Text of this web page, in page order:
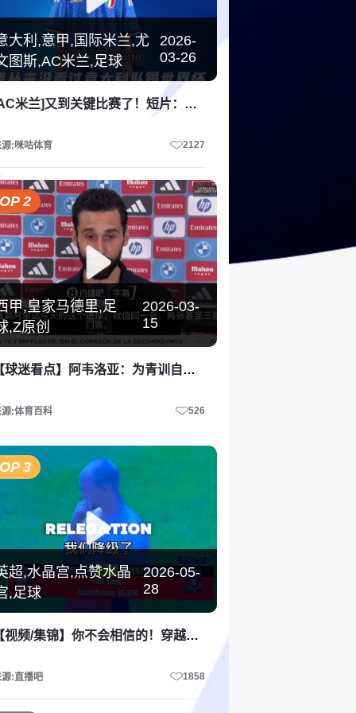
大利,意甲,国际米兰,尤
图斯,AC米兰,足球
2026-
03-26
[AC米兰]又到关键比赛了！短片：有多少代人没看过意大利踢世界杯？
源:咪咕体育 2127
2
甲,皇家马德里,足
,Z原创
2026-03-
15
【球迷看点】阿韦洛亚：为青训自豪，居莱尔吊射值三张球票，巴尔韦德如有神助
源:体育百科 526
3
超,水晶宫,点赞水晶
,足球
2026-05-
28
【视频/集锦】你不会相信的！穿越回2005年的水晶宫球迷！
源:直播吧 1858